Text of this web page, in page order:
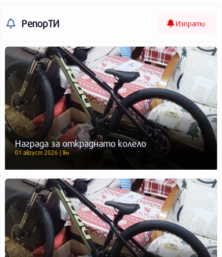
РепорТИ Изпрати
Награда за откраднато колело
01 август 2026 | Ян